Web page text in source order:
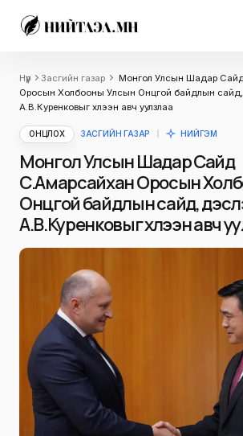
Нүүр Засгийн газар
Монгол Улсын Шадар
Оросын Холбооны Улсын Онцгой байдлын сайд,
А.В.Куренковыг хүлээн авч уулзлаа
ОНЦЛОХ ЗАСГИЙН ГАЗАР НИЙГЭМ
Монгол Улсын Шадар Сайд
С.Амарсайхан Оросын
Онцгой байдлын сайд,
А.В.Куренковыг хүлээн авч